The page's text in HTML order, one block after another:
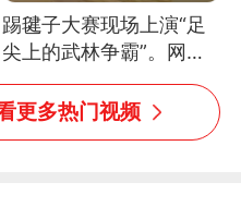
踢毽子大赛现场上演“足
尖上的武林争霸”。网
友：这哪是踢毽子，分明
是武侠片现场！#睡个好
更多热门视频